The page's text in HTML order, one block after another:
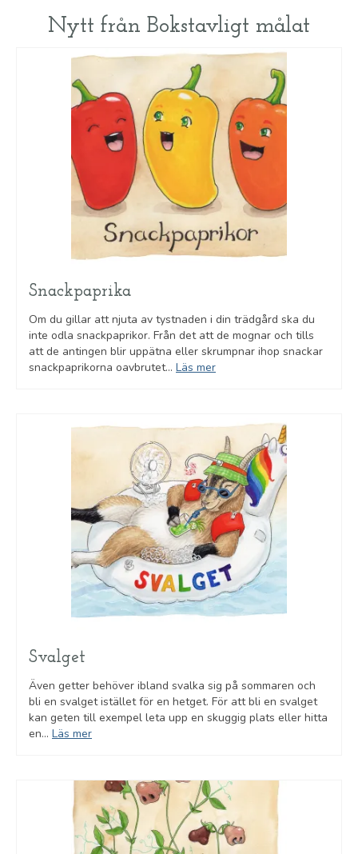
Nytt från Bokstavligt målat
Snackpaprika
Om du gillar att njuta av tystnaden i din trädgård ska du
inte odla snackpaprikor. Från det att de mognar och tills
att de antingen blir uppätna eller skrumpnar ihop snackar
snackpaprikorna oavbrutet... Läs mer
Svalget
Även getter behöver ibland svalka sig på sommaren och
bli en svalget istället för en hetget. För att bli en svalget
kan geten till exempel leta upp en skuggig plats eller hitta
en... Läs mer